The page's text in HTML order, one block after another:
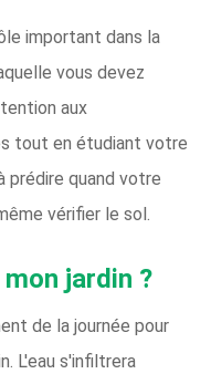
important dans la
vous devez
aux
tout en étudiant votre
prédire quand votre
vérifier le sol.
jardin ?
de la journée pour
L'eau s'infiltrera